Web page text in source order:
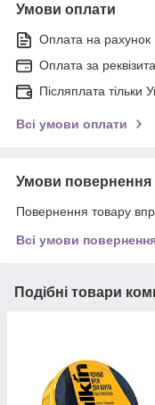
Умови оплати
Оплата на рахунок
Оплата за
Післяплата тільки
Всі умови оплати
Умови повернення
Повернення товару
Всі умови
Подібні товари